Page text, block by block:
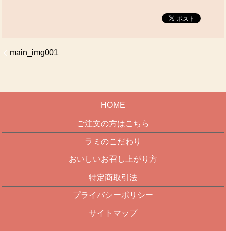
main_img001
HOME
ご注文の方はこちら
ラミのこだわり
おいしいお召し上がり方
特定商取引法
プライバシーポリシー
サイトマップ